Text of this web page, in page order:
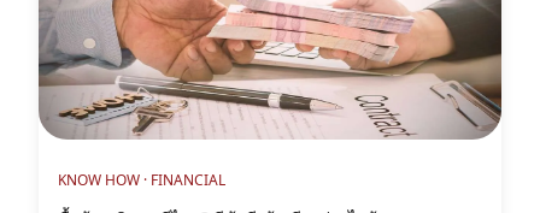
KNOW HOW · FINANCIAL